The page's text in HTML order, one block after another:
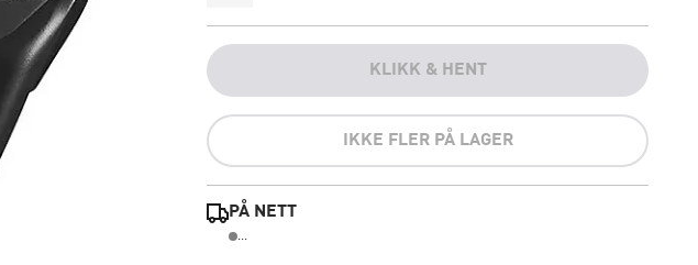
KLIKK & HENT
IKKE FLER PÅ LAGER
PÅ NETT
...